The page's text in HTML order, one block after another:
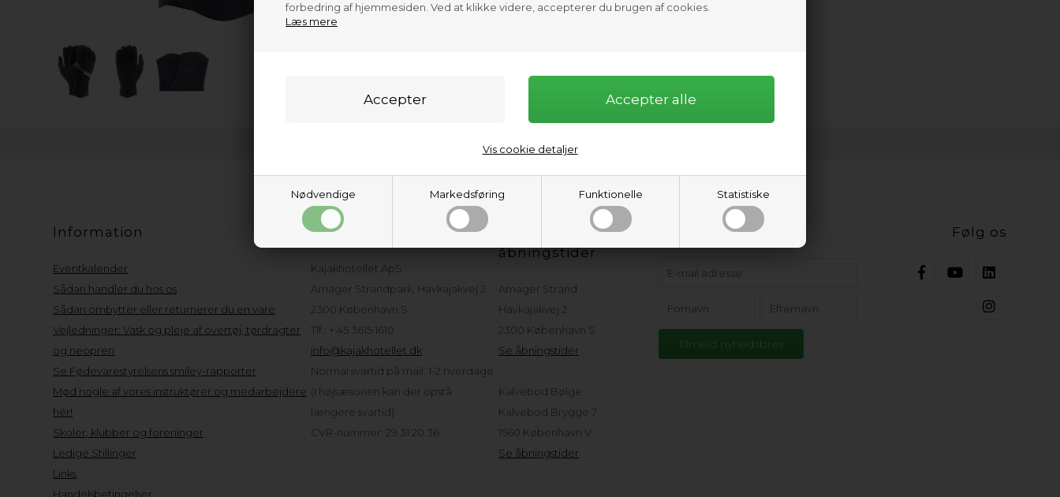
forbedring af hjemmesiden. Ved at klikke videre, accepterer du brugen af cookies.
Læs mere
Nødvendige Markedsføring Funktionelle Statistiske
Vis cookie detaljer
Information
Eventkalender
Sådan handler du hos os
Sådan ombytter eller returnerer du en vare
Vejledninger: Vask og pleje af overtøj, tørdragter
og neopren
Se Fødevarestyrelsens smiley-rapporter
Mød nogle af vores instruktører og medarbejdere
hér!
Skoler, klubber og foreninger
Ledige Stillinger
Links
Handelsbetingelser
Kundeservice
Kajakhotellet ApS
Amager Strandpark, Havkajakvej 2
2300 København S
Tlf.: + 45 3615 1610
info@kajakhotellet.dk
Normal svartid på mail: 1-2 hverdage
(I højsæsonen kan der opstå
længere svartid)
CVR-nummer: 29 31 20 36
åbningstider
Amager Strand
Havkajakvej 2
2300 København S
Se åbningstider
Kalvebod Bølge
Kalvebod Brygge 7
1560 København V
Se åbningstider
Hold dig opdateret Følg os